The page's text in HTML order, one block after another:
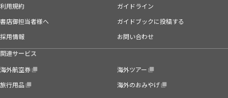
利用規約
ガイドライン
書店御担当者様へ
ガイドブックに投稿する
採用情報
お問い合わせ
関連サービス
海外航空券
海外ツアー
旅行用品
海外のおみやげ